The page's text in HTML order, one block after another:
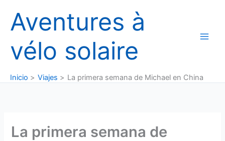
contenido
Aventures à
vélo solaire
Inicio Viajes La primera semana de Michael en China
La primera semana de